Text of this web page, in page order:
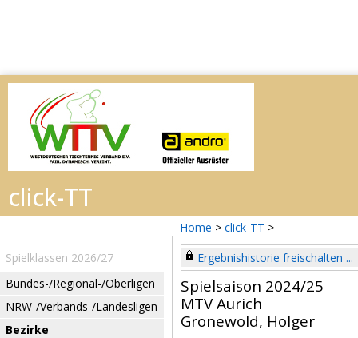
Home > click-TT >
Spielklassen 2026/27
Bundes-/Regional-/Oberligen
NRW-/Verbands-/Landesligen
Bezirke
Ergebnishistorie freischalten ...
Spielsaison 2024/25
MTV Aurich
Gronewold, Holger